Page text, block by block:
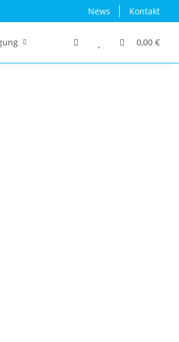
News Kontakt
0,00 €
Traktor/Schlepper/LKW